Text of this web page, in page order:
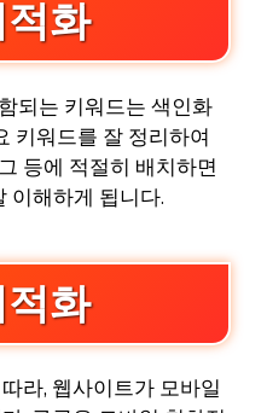
화
되는 키워드는 색인화
키워드를 잘 정리하여
등에 적절히 배치하면
이해하게 됩니다.
화
라, 웹사이트가 모바일